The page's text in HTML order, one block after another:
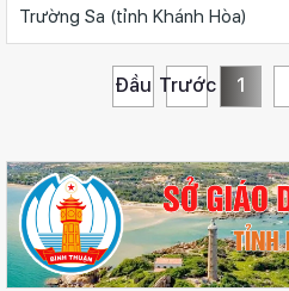
Trường Sa (tỉnh Khánh Hòa)
Đầu Trước 1